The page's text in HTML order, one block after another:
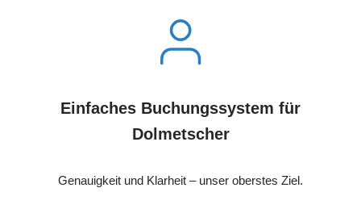
Einfaches Buchungssystem für
Dolmetscher
Genauigkeit und Klarheit – unser oberstes Ziel.